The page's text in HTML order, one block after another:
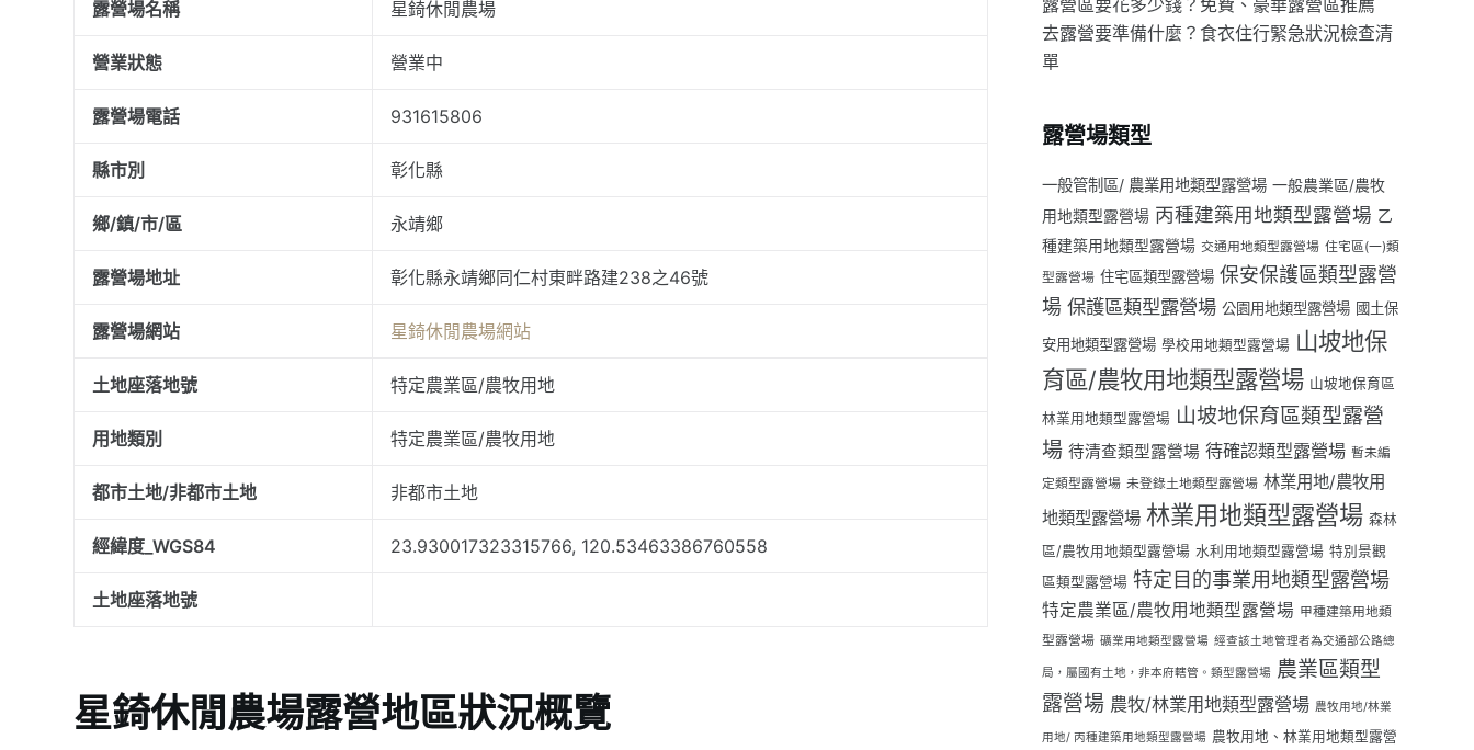
露營場名稱 星錡休閒農場
營業狀態 營業中
露營場電話 931615806
縣市別 彰化縣
鄉/鎮/市/區 永靖鄉
露營場地址 彰化縣永靖鄉同仁村東畔路建238之46號
露營場網站 星錡休閒農場網站
土地座落地號 特定農業區/農牧用地
用地類別 特定農業區/農牧用地
都市土地/非都市土地 非都市土地
經緯度_WGS84 23.930017323315766, 120.53463386760558
土地座落地號
星錡休閒農場露營地區狀況概覽
去露營要準備什麼？食衣住行緊急狀況檢查清
單
露營場類型
一般管制區/ 農業用地類型露營場 一般農業區/農牧
用地類型露營場 丙種建築用地類型露營場 乙
種建築用地類型露營場 交通用地類型露營場 住宅區(一)類
型露營場 住宅區類型露營場 保安保護區類型露營
場 保護區類型露營場 公園用地類型露營場 國土保
安用地類型露營場 學校用地類型露營場 山坡地保
育區/農牧用地類型露營場 山坡地保育區
林業用地類型露營場 山坡地保育區類型露營
場 待清查類型露營場 待確認類型露營場 暫未編
定類型露營場 未登錄土地類型露營場 林業用地/農牧用
地類型露營場 林業用地類型露營場 森林
區/農牧用地類型露營場 水利用地類型露營場 特別景觀
區類型露營場 特定目的事業用地類型露營場
特定農業區/農牧用地類型露營場 甲種建築用地類
型露營場 礦業用地類型露營場 經查該土地管理者為交通部公路總
局，屬國有土地，非本府轄管。類型露營場 農業區類型
露營場 農牧/林業用地類型露營場 農牧用地/林業
用地/ 丙種建築用地類型露營場 農牧用地、林業用地類型露營